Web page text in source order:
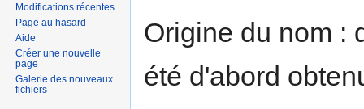
Origine du nom :
été d'abord
Modifications récentes
Page au hasard
Aide
Créer une nouvelle
page
Galerie des nouveaux
fichiers